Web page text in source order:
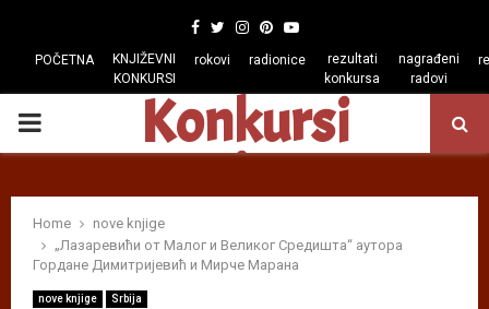
Facebook
TwitterInstagram
Pinterest
Youtube
POČETNA
KNJIŽEVNI
KONKURSI
rokovi radionice
rezultati
konkursa
nagrađeni
radovi
PRIMARY
Konkursi
regiona
Home
nove knjige
„Лазаревићи от Малог и Великог Средишта“ аутора
Гордане Димитријевић и Мирче Марана
nove knjige Srbija